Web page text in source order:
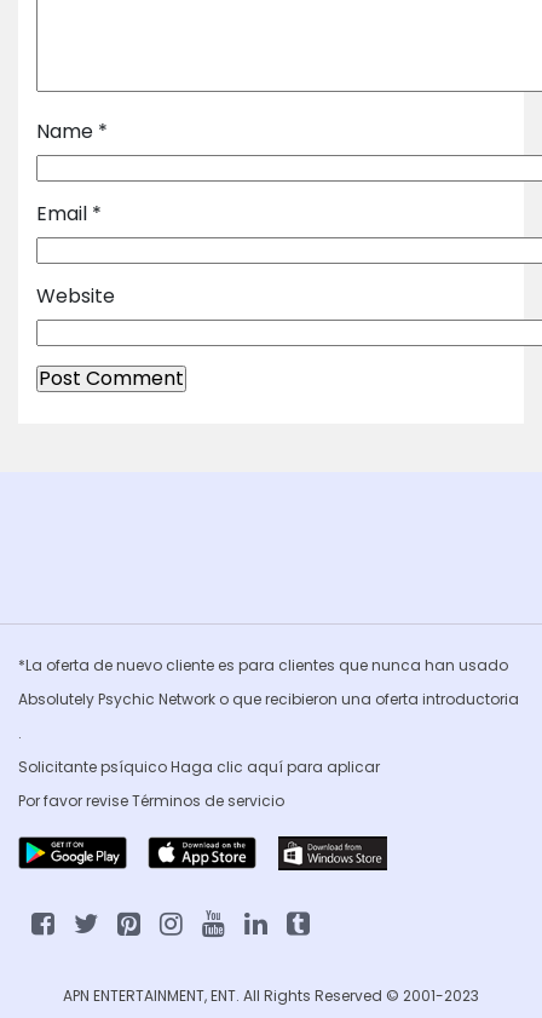
Name *
Email *
Website
*La oferta de nuevo cliente es para clientes que nunca han usado
Absolutely Psychic Network o que recibieron una oferta introductoria
.
Solicitante psíquico Haga clic aquí para aplicar
Por favor reviseTérminos de servicio
APN ENTERTAINMENT, ENT. All Rights Reserved © 2001-2023